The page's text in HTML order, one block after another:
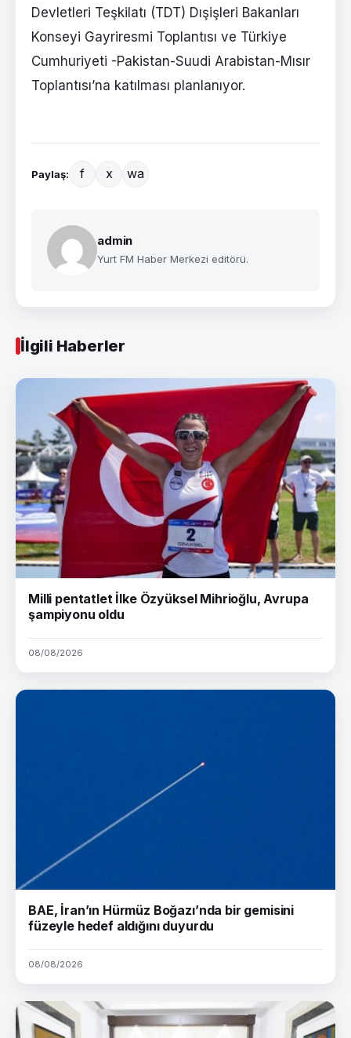
Devletleri Teşkilatı (TDT) Dışişleri Bakanları
Konseyi Gayriresmi Toplantısı ve Türkiye
Cumhuriyeti -Pakistan-Suudi Arabistan-Mısır
Toplantısı’na katılması planlanıyor.
Paylaş: f x wa
admin
Yurt FM Haber Merkezi editörü.
İlgili Haberler
Milli pentatlet İlke Özyüksel Mihrioğlu, Avrupa
şampiyonu oldu
08/08/2026
BAE, İran’ın Hürmüz Boğazı’nda bir gemisini
füzeyle hedef aldığını duyurdu
08/08/2026